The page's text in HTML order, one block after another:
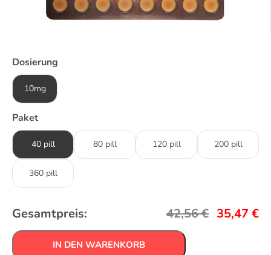
Dosierung
10mg
Paket
40 pill 80 pill 120 pill 200 pill
360 pill
Gesamtpreis: 42,56€ 35,47 €
IN DEN WARENKORB